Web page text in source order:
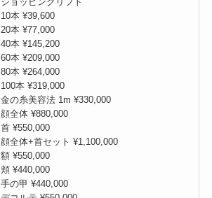
10本 ¥39,600
20本 ¥77,000
40本 ¥145,200
60本 ¥209,000
80本 ¥264,000
100本 ¥319,000
金の糸美容法 1m ¥330,000
顔全体 ¥880,000
首 ¥550,000
顔全体+首セット ¥1,100,000
額 ¥550,000
頬 ¥440,000
手の甲 ¥440,000